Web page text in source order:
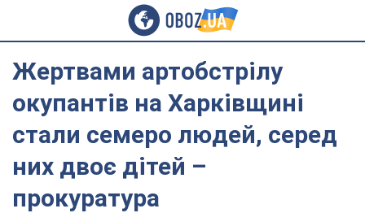
Жертвами артобстрілу
окупантів на Харківщині
стали семеро людей, серед
них двоє дітей –
прокуратура